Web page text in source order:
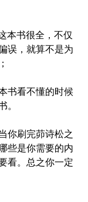
本书很全，不仅
误，就算不是为
书看不懂的时候
。
你刷完茆诗松之
些是你需要的内
看。总之你一定